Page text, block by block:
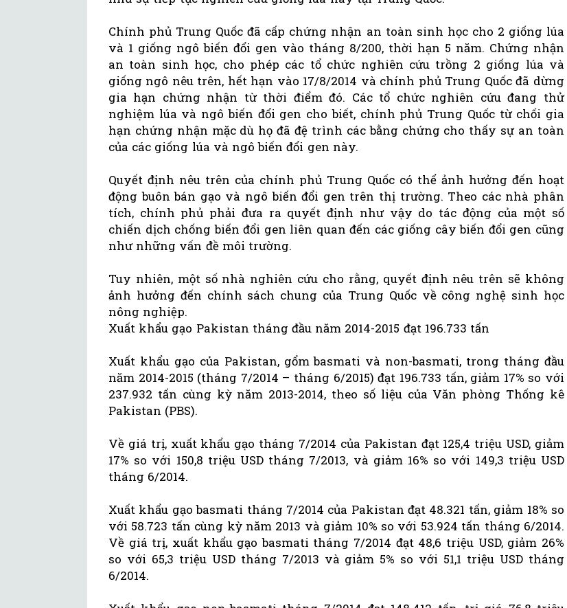
Chính phủ Trung Quốc đã cấp chứng nhận an toàn sinh học cho 2 giống lúa
và 1 giống ngô biến đổi gen vào tháng 8/200, thời hạn 5 năm. Chứng nhận
an toàn sinh học, cho phép các tổ chức nghiên cứu trồng 2 giống lúa và
giống ngô nêu trên, hết hạn vào 17/8/2014 và chính phủ Trung Quốc đã dừng
gia hạn chứng nhận từ thời điểm đó. Các tổ chức nghiên cứu đang thử
nghiệm lúa và ngô biến đổi gen cho biết, chính phủ Trung Quốc từ chối gia
hạn chứng nhận mặc dù họ đã đệ trình các bằng chứng cho thấy sự an toàn
của các giống lúa và ngô biến đổi gen này.
Quyết định nêu trên của chính phủ Trung Quốc có thể ảnh hưởng đến hoạt
động buôn bán gạo và ngô biến đổi gen trên thị trường. Theo các nhà phân
tích, chính phủ phải đưa ra quyết định như vậy do tác động của một số
chiến dịch chống biến đổi gen liên quan đến các giống cây biến đổi gen cũng
như những vấn đề môi trường.
Tuy nhiên, một số nhà nghiên cứu cho rằng, quyết định nêu trên sẽ không
ảnh hưởng đến chính sách chung của Trung Quốc về công nghệ sinh học
nông nghiệp.
Xuất khẩu gạo Pakistan tháng đầu năm 2014-2015 đạt 196.733 tấn
Xuất khẩu gạo của Pakistan, gổm basmati và non-basmati, trong tháng đầu
năm 2014-2015 (tháng 7/2014 – tháng 6/2015) đạt 196.733 tấn, giảm 17% so với
237.932 tấn cùng kỳ năm 2013-2014, theo số liệu của Văn phòng Thống kê
Pakistan (PBS).
Về giá trị, xuất khẩu gạo tháng 7/2014 của Pakistan đạt 125,4 triệu USD, giảm
17% so với 150,8 triệu USD tháng 7/2013, và giảm 16% so với 149,3 triệu USD
tháng 6/2014.
Xuất khẩu gạo basmati tháng 7/2014 của Pakistan đạt 48.321 tấn, giảm 18% so
với 58.723 tấn cùng kỳ năm 2013 và giảm 10% so với 53.924 tấn tháng 6/2014.
Về giá trị, xuất khẩu gạo basmati tháng 7/2014 đạt 48,6 triệu USD, giảm 26%
so với 65,3 triệu USD tháng 7/2013 và giảm 5% so với 51,1 triệu USD tháng
6/2014.